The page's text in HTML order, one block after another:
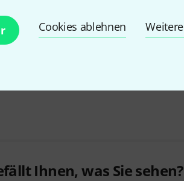
Cookies ablehnen
Ihnen, was Sie sehen?